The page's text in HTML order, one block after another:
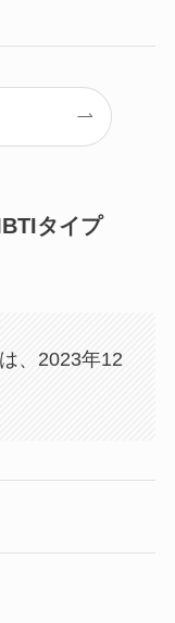
タイプ
、2023年12